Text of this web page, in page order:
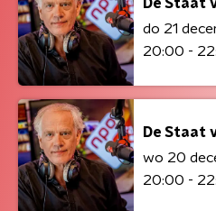
De Staat
do 21
20:00 -
De Staat
wo 20
20:00 -